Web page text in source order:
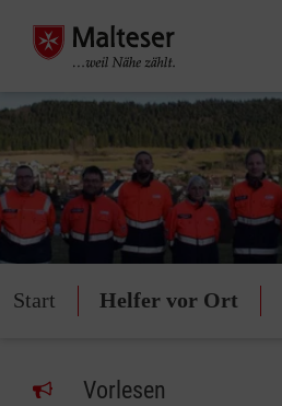
Start Helfer vor Ort
Vorlesen